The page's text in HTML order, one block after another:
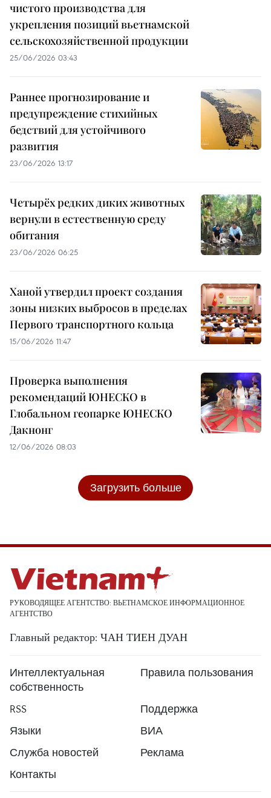
чистого производства для
укрепления позиций вьетнамской
сельскохозяйственной продукции
25/06/2026 03:43
Раннее прогнозирование и
предупреждение стихийных
бедствий для устойчивого
развития
23/06/2026 13:17
Четырёх редких диких животных
вернули в естественную среду
обитания
23/06/2026 06:25
Ханой утвердил проект создания
зоны низких выбросов в пределах
Первого транспортного кольца
15/06/2026 11:47
Проверка выполнения
рекомендаций ЮНЕСКО в
Глобальном геопарке ЮНЕСКО
Дакнонг
12/06/2026 08:03
Загрузить больше
РУКОВОДЯЩЕЕ АГЕНТСТВО: ВЬЕТНАМСКОЕ ИНФОРМАЦИОННОЕ
АГЕНТСТВО
Главный редактор: ЧАН ТИЕН ДУАН
Интеллектуальная
собственность
Правила пользования
RSS
Поддержка
Языки
ВИА
Служба новостей
Реклама
Контакты